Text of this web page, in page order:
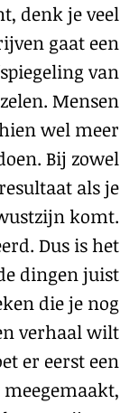
denk je veel
gaat een
van
Mensen
wel meer
Bij zowel
als je
komt.
Dus is het
dingen juist
die je nog
verhaal wilt
er eerst een